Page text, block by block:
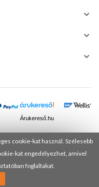
cookie-kat használ. Szélesebb
kat engedélyezhet, amivel
foglaltakat.
Árukereső.hu